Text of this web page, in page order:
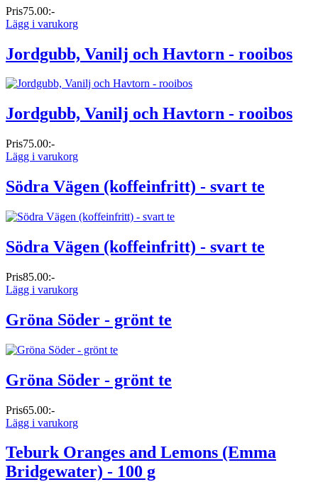
Pris75.00:-
Lägg i varukorg
Jordgubb, Vanilj och Havtorn - rooibos
Jordgubb, Vanilj och Havtorn - rooibos
Pris75.00:-
Lägg i varukorg
Södra Vägen (koffeinfritt) - svart te
Södra Vägen (koffeinfritt) - svart te
Pris85.00:-
Lägg i varukorg
Gröna Söder - grönt te
Gröna Söder - grönt te
Pris65.00:-
Lägg i varukorg
Teburk Oranges and Lemons (Emma
Bridgewater) - 100 g